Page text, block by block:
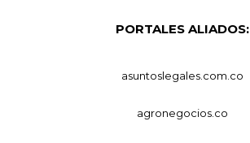
PORTALES ALIADOS:
asuntoslegales.com.co
agronegocios.co